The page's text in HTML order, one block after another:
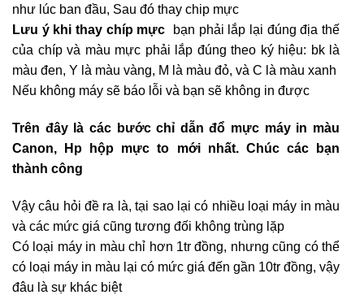
như lúc ban đầu, Sau đó thay chip mực
Lưu ý khi thay chíp mực
bạn phải lắp lại đúng địa thế
của chíp và màu mực phải lắp đúng theo ký hiệu: bk là
màu đen, Y là màu vàng, M là màu đỏ, và C là màu xanh
Nếu không máy sẽ báo lỗi và bạn sẽ không in được
Trên đây là các bước chỉ dẫn đổ mực máy in màu
Canon, Hp hộp mực to mới nhất. Chúc các bạn
thành công
Vậy câu hỏi đề ra là, tại sao lại có nhiều loại máy in màu
và các mức giá cũng tương đối không trùng lặp
Có loại máy in màu chỉ hơn 1tr đồng, nhưng cũng có thể
có loại máy in màu lại có mức giá đến gần 10tr đồng, vậy
đâu là sự khác biệt